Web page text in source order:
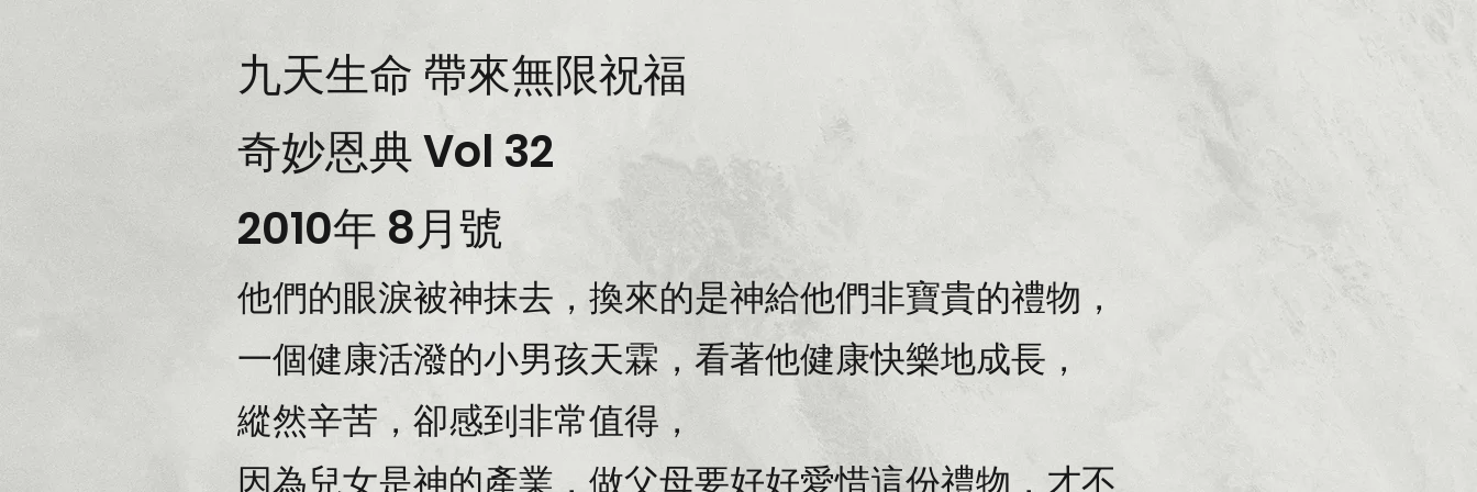
九天生命 帶來無限祝福
奇妙恩典 Vol 32
2010年 8月號
他們的眼淚被神抹去，換來的是神給他們非寶貴的禮物，
一個健康活潑的小男孩天霖，看著他健康快樂地成長，
縱然辛苦，卻感到非常值得，
因為兒女是神的產業，做父母要好好愛惜這份禮物，才不